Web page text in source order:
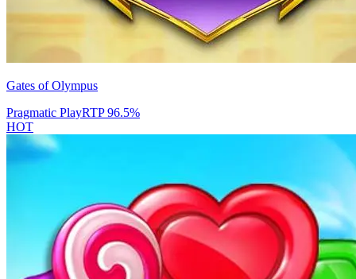
Gates of Olympus
Pragmatic PlayRTP96.5%
HOT